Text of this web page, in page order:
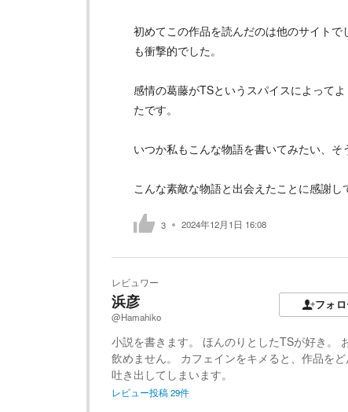
初めてこの作品を読んだのは他のサイト
も衝撃的でした。
感情の葛藤がTSというスパイスによって
たです。
いつか私もこんな物語を書いてみたい、そ
こんな素敵な物語と出会えたことに感謝し
3 2024年12月1日 16:08
レビュワー
浜彦
@Hamahiko
フォ
小説を書きます。 ほんのりとしたTSが好き。
飲めません。 カフェインをキメると、作品を
吐き出してしまいます。
レビュー投稿29件